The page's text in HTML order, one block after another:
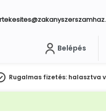
Belépés
Rugalmas fizetés: halasztva